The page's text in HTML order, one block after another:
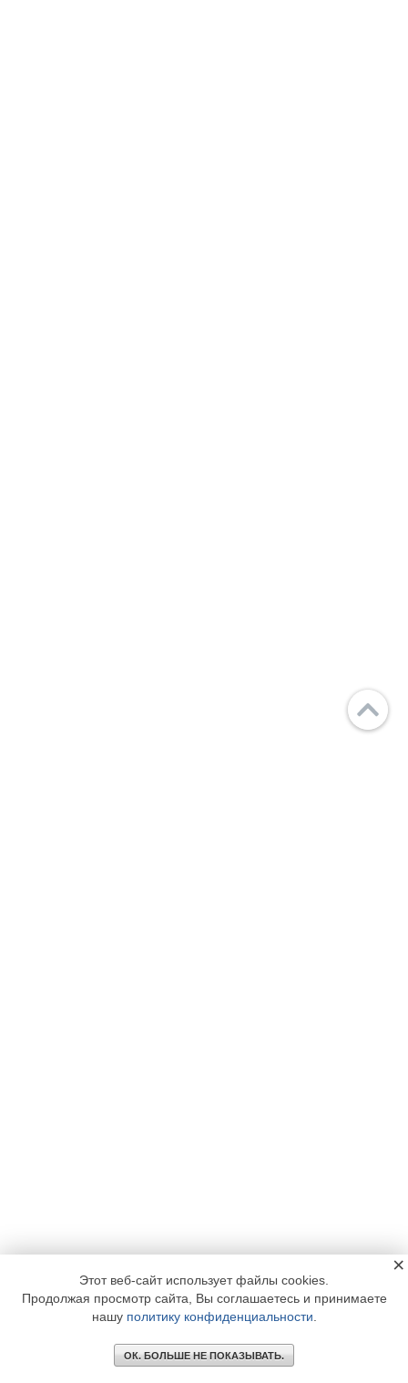
Этот веб-сайт использует файлы cookies.
Продолжая просмотр сайта, Вы соглашаетесь и принимаете
нашу политику конфиденциальности
ОК. БОЛЬШЕ НЕ ПОКАЗЫВАТЬ.
×